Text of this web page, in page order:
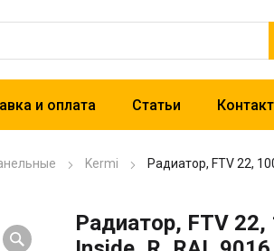
и оплата Статьи
Kermi Радиатор, FTV 22,
Радиатор, FTV